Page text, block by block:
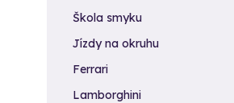
Škola smyku
Jízdy na okruhu
Ferrari
Lamborghini